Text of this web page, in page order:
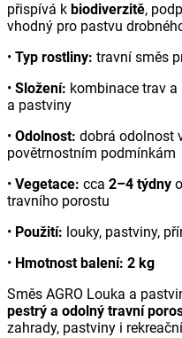
přispívá k biodiverzitě,
vhodný pro pastvu
• Typ rostliny: travní směs
• Složení: kombinace trav
a pastviny
• Odolnost: dobrá odolnost
povětrnostním podmínkám
• Vegetace: cca 2–4 týdny
travního porostu
• Použití: louky, pastviny,
• Hmotnost balení: 2 kg
Směs AGRO Louka a
pestrý a odolný travní
zahrady, pastviny i